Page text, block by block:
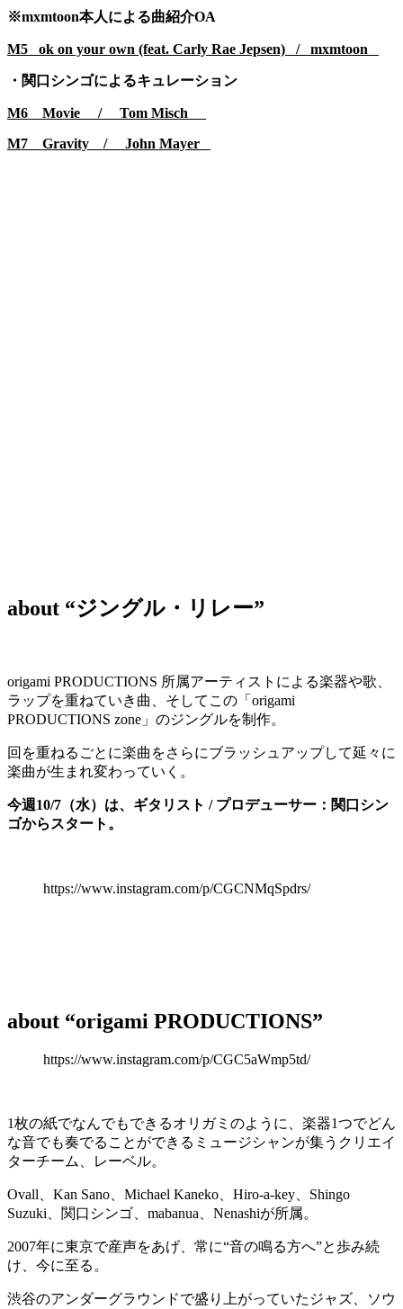
※mxmtoon本人による曲紹介OA
M5 ok on your own (feat. Carly Rae Jepsen) / mxmtoon
・関口シンゴによるキュレーション
M6 Movie / Tom Misch
M7 Gravity / John Mayer
about “ジングル・リレー”
origami PRODUCTIONS 所属アーティストによる楽器や歌、
ラップを重ねていき曲、そしてこの「origami
PRODUCTIONS zone」のジングルを制作。
回を重ねるごとに楽曲をさらにブラッシュアップして延々に
楽曲が生まれ変わっていく。
今週10/7（水）は、ギタリスト / プロデューサー：関口シン
ゴからスタート。
https://www.instagram.com/p/CGCNMqSpdrs/
about “origami PRODUCTIONS”
https://www.instagram.com/p/CGC5aWmp5td/
1枚の紙でなんでもできるオリガミのように、楽器1つでどん
な音でも奏でることができるミュージシャンが集うクリエイ
ターチーム、レーベル。
Ovall、Kan Sano、Michael Kaneko、Hiro-a-key、Shingo
Suzuki、関口シンゴ、mabanua、Nenashiが所属。
2007年に東京で産声をあげ、常に“音の鳴る方へ”と歩み続
け、今に至る。
渋谷のアンダーグラウンドで盛り上がっていたジャズ、ソウ